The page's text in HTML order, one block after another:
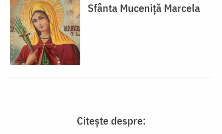
Sfânta Muceniță Marcela
Citește despre: